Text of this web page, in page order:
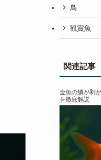
鳥
観賞魚
関連記事
金魚の鱗が剥
を徹底解説